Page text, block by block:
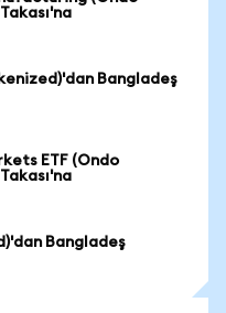
Bangladeş
ETF (Ondo
Bangladeş